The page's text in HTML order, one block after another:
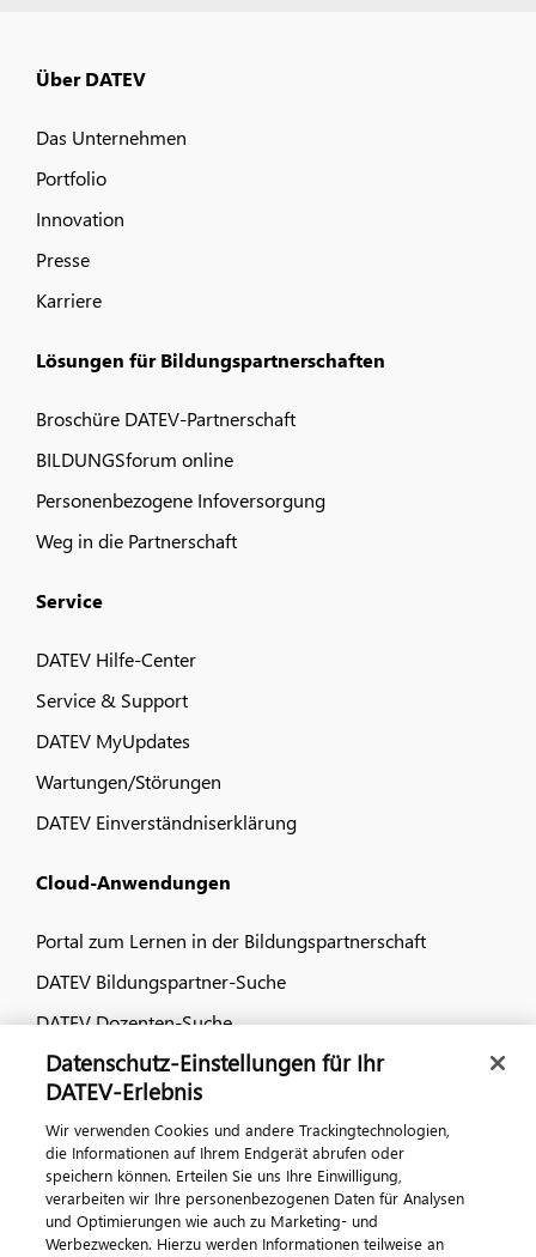
Über DATEV
Das Unternehmen
Portfolio
Innovation
Presse
Karriere
Lösungen für Bildungspartnerschaften
Broschüre DATEV-Partnerschaft
BILDUNGSforum online
Personenbezogene Infoversorgung
Weg in die Partnerschaft
Service
DATEV Hilfe-Center
Service & Support
DATEV MyUpdates
Wartungen/Störungen
DATEV Einverständniserklärung
Cloud-Anwendungen
Portal zum Lernen in der Bildungspartnerschaft
DATEV Bildungspartner-Suche
DATEV Dozenten-Suche
Dialog & Medien
Veranstaltungen
DATEV magazin
DATEV-Community
Datenschutz-Einstellungen für Ihr
DATEV-Erlebnis
Wir verwenden Cookies und andere Trackingtechnologien,
die Informationen auf Ihrem Endgerät abrufen oder
speichern können. Erteilen Sie uns Ihre Einwilligung,
verarbeiten wir Ihre personenbezogenen Daten für Analysen
und Optimierungen wie auch zu Marketing- und
Werbezwecken. Hierzu werden Informationen teilweise an